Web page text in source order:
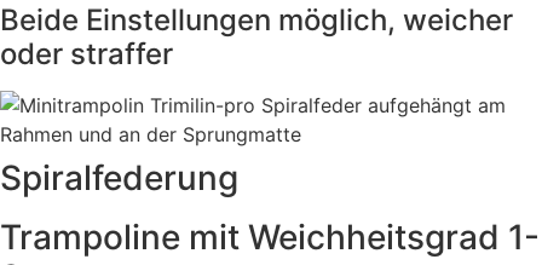
Beide Einstellungen möglich, weicher
oder straffer
Spiralfederung
Trampoline mit Weichheitsgrad 1-